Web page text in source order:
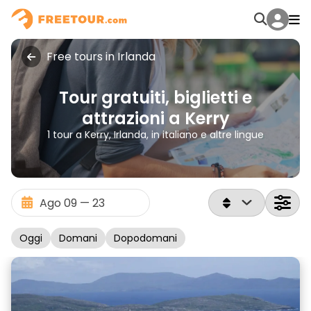
Free tours in Irlanda
Tour gratuiti, biglietti e
attrazioni a Kerry
1 tour a Kerry, Irlanda, in italiano e altre lingue
Oggi Domani Dopodomani